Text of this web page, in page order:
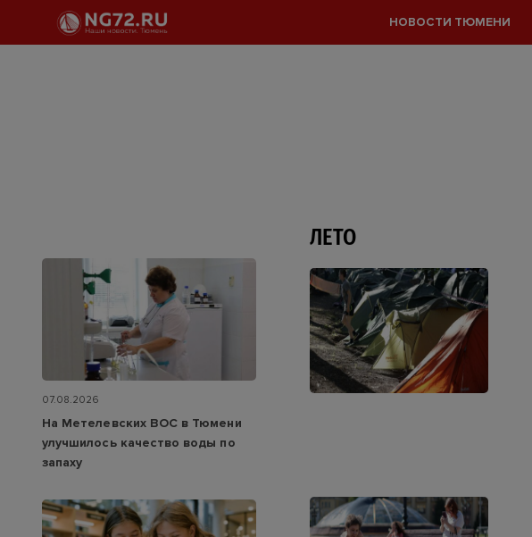
НОВОСТИ ТЮМЕНИ
ЛЕТО
07.08.2026
На Метелевских ВОС в Тюмени
улучшилось качество воды по
запаху